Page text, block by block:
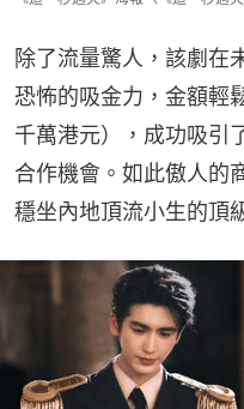
除了流量驚人，該劇在
恐怖的吸金力，金額輕
千萬港元），成功吸引
合作機會。如此傲人的
穩坐內地頂流小生的頂